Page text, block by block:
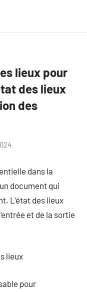
lieux pour
des lieux
des
dans la
document qui
L’état des lieux
et de la sortie
lieux
pour